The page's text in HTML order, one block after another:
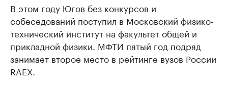
В этом году Югов без конкурсов и
собеседований поступил в Московский физико-
технический институт на факультет общей и
прикладной физики. МФТИ пятый год подряд
занимает второе место в рейтинге вузов России
RAEX.